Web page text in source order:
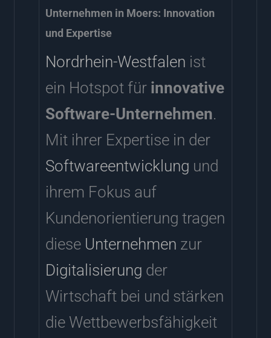
Unternehmen in Moers: Innovation
und Expertise
Nordrhein-Westfalen ist
ein Hotspot für innovative
Software-Unternehmen.
Mit ihrer Expertise in der
Softwareentwicklung und
ihrem Fokus auf
Kundenorientierung tragen
diese Unternehmen zur
Digitalisierung der
Wirtschaft bei und stärken
die Wettbewerbsfähigkeit